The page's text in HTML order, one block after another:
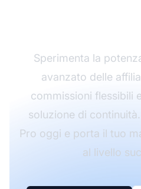
Sperimenta la
avanzato delle
commissioni flessibili
soluzione di
Pro oggi e porta il tuo
al livello